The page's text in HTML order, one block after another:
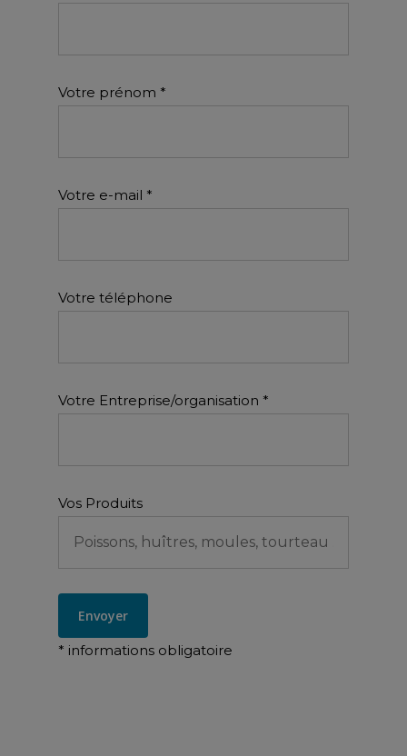
Votre prénom *
Votre e-mail *
Votre téléphone
Votre Entreprise/organisation *
Vos Produits
* informations obligatoire